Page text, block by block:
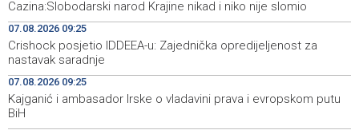
09:41 U Sarajevu počelo saobraćati 10 novih ISUZU autobusa
09:32 Crnogorska vlada pokazala je da poštuje Hrvatsku
Bećirović na svečanosti povodom Dana grada
Cazina:Slobodarski narod Krajine nikad i niko nije slomio
Cazina:Slobodarski narod Krajine nikad i niko nije slomio
07.08.2026 09:25
Crishock posjetio IDDEEA-u: Zajednička opredijeljenost za
nastavak saradnje
07.08.2026 09:25
Kajganić i ambasador Irske o vladavini prava i evropskom putu
BiH